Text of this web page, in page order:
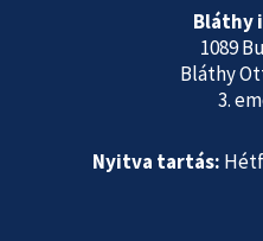
Bláthy
1089
Bláthy
3.
Nyitva tartás: